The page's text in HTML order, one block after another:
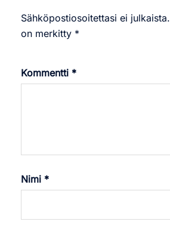
Sähköpostiosoitettasi ei julkaista.
on merkitty *
Kommentti *
Nimi *